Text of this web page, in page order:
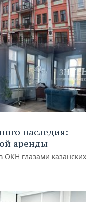
наследия:
аренды
глазами казанских